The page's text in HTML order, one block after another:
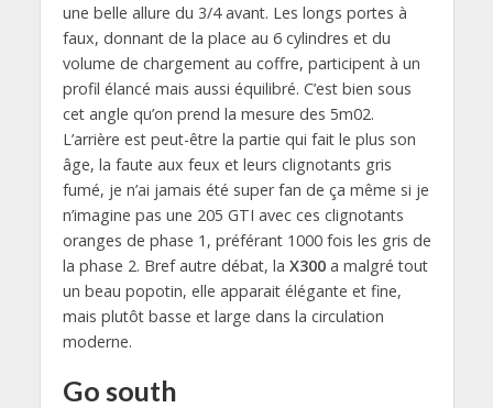
une belle allure du 3/4 avant. Les longs portes à
faux, donnant de la place au 6 cylindres et du
volume de chargement au coffre, participent à un
profil élancé mais aussi équilibré. C’est bien sous
cet angle qu’on prend la mesure des 5m02.
L’arrière est peut-être la partie qui fait le plus son
âge, la faute aux feux et leurs clignotants gris
fumé, je n’ai jamais été super fan de ça même si je
n’imagine pas une 205 GTI avec ces clignotants
oranges de phase 1, préférant 1000 fois les gris de
la phase 2. Bref autre débat, la X300a malgré tout
un beau popotin, elle apparait élégante et fine,
mais plutôt basse et large dans la circulation
moderne.
Go south